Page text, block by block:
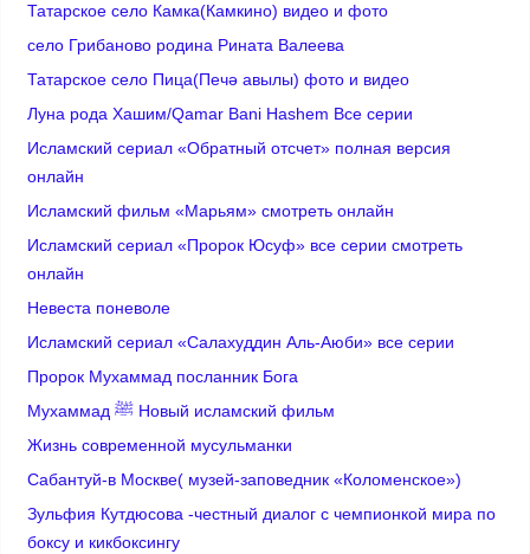
Татарское село Камка(Камкино) видео и фото
село Грибаново родина Рината Валеева
Татарское село Пица(Печә авылы) фото и видео
Луна рода Хашим/Qamar Bani Hashem Все серии
Исламский сериал «Обратный отсчет» полная версия
онлайн
Исламский фильм «Марьям» смотреть онлайн
Исламский сериал «Пророк Юсуф» все серии смотреть
онлайн
Невеста поневоле
Исламский сериал «Салахуддин Аль-Аюби» все серии
Пророк Мухаммад посланник Бога
Мухаммад ﷺ Новый исламский фильм
Жизнь современной мусульманки
Сабантуй-в Москве( музей-заповедник «Коломенское»)
Зульфия Кутдюсова -честный диалог с чемпионкой мира по
боксу и кикбоксингу